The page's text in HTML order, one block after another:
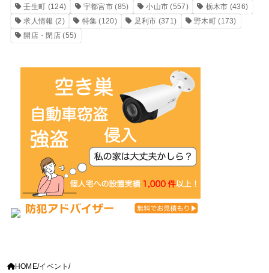
壬生町 (124) 宇都宮市 (85) 小山市 (557) 栃木市 (436)
求人情報 (2) 特集 (120) 足利市 (371) 野木町(173)
開店・閉店(55)
HOME イベント